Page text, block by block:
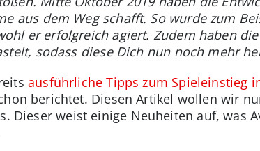
aus dem Weg schafft. So wurde zum
er erfolgreich agiert. Zudem haben
sodass diese Dich nun noch mehr
ausführliche Tipps zum Spieleinstieg
berichtet. Diesen Artikel wollen wir
Dieser weist einige Neuheiten auf, was